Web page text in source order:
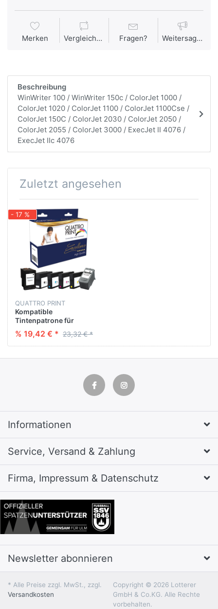
Merken Vergleichen Fragen? Weitersagen
Beschreibung
WinWriter 100 / WinWriter 150c / ColorJet 1000 /
ColorJet 1020 / ColorJet 1100 / ColorJet 1100Cse /
ColorJet 150C / ColorJet 2030 / ColorJet 2050 /
ColorJet 2055 / ColorJet 3000 / ExecJet II 4076 /
ExecJet IIc 4076
Zuletzt angesehen
- 17 %
QUATTRO PRINT
Kompatible
Tintenpatrone für
LEXMARK 13400HC
schwarz NC 30 ML
% 19,42 € * 23,32 € *
Informationen
Service, Versand & Zahlung
Firma, Impressum & Datenschutz
Newsletter abonnieren
* Alle Preise zzgl. MwSt., zzgl.
Versandkosten
Copyright © 2026 Lotterer
GmbH & Co.KG. Alle Rechte
vorbehalten.